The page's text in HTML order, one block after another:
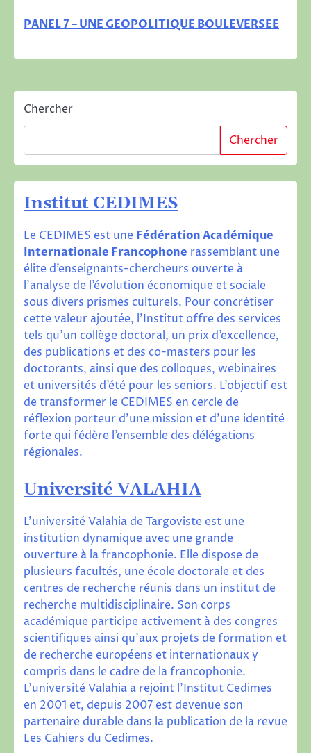
PANEL 7 – UNE GEOPOLITIQUE BOULEVERSEE
Chercher
Chercher
Institut CEDIMES
Le CEDIMES est une Fédération Académique
Internationale Francophone rassemblant une
élite d’enseignants-chercheurs ouverte à
l’analyse de l’évolution économique et sociale
sous divers prismes culturels. Pour concrétiser
cette valeur ajoutée, l’Institut offre des services
tels qu’un collège doctoral, un prix d’excellence,
des publications et des co-masters pour les
doctorants, ainsi que des colloques, webinaires
et universités d’été pour les seniors. L’objectif est
de transformer le CEDIMES en cercle de
réflexion porteur d’une mission et d’une identité
forte qui fédère l’ensemble des délégations
régionales.
Université VALAHIA
L’université Valahia de Targoviste est une
institution dynamique avec une grande
ouverture à la francophonie. Elle dispose de
plusieurs facultés, une école doctorale et des
centres de recherche réunis dans un institut de
recherche multidisciplinaire. Son corps
académique participe activement à des congres
scientifiques ainsi qu’aux projets de formation et
de recherche européens et internationaux y
compris dans le cadre de la francophonie.
L’université Valahia a rejoint l’Institut Cedimes
en 2001 et, depuis 2007 est devenue son
partenaire durable dans la publication de la revue
Les Cahiers du Cedimes.